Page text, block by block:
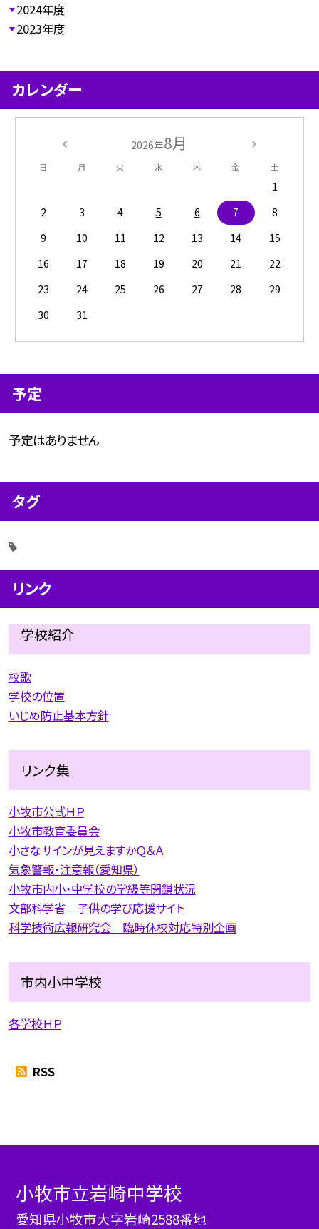
2024年度
2023年度
カレンダー
2026年8月
日 月 火 水 木 金 土
1
2
3 4 5 6 7
8
9
10 11 12 13 14
15
16
17 18 19 20 21
22
23
24 25 26 27 28
29
30
31
予定
予定はありません
タグ
リンク
学校紹介
校歌
学校の位置
いじめ防止基本方針
リンク集
小牧市公式ＨＰ
小牧市教育委員会
小さなサインが見えますかＱ＆Ａ
気象警報・注意報（愛知県）
小牧市内小・中学校の学級等閉鎖状況
文部科学省 子供の学び応援サイト
科学技術広報研究会 臨時休校対応特別企画
市内小中学校
各学校ＨＰ
RSS
小牧市立岩崎中学校
愛知県小牧市大字岩崎2588番地